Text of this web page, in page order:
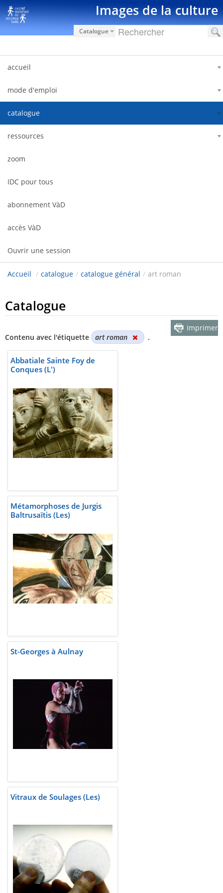
Saut au contenu Images de la culture
Catalogue
accueil
mode d'emploi
catalogue
ressources
zoom
IDC pour tous
abonnement VàD
accès VàD
Ouvrir une session
Accueil / catalogue / catalogue général / art roman
Catalogue
Contenu avec l'étiquette art roman .
Imprimer
Abbatiale Sainte Foy de
Conques (L')
Métamorphoses de Jurgis
Baltrusaïtis (Les)
St-Georges à Aulnay
Vitraux de Soulages (Les)